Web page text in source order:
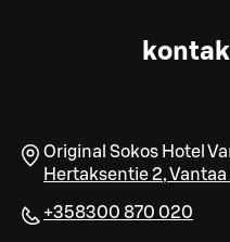
Original Sokos Hotel
Hertaksentie 2,Vantaa
+358300 870 020